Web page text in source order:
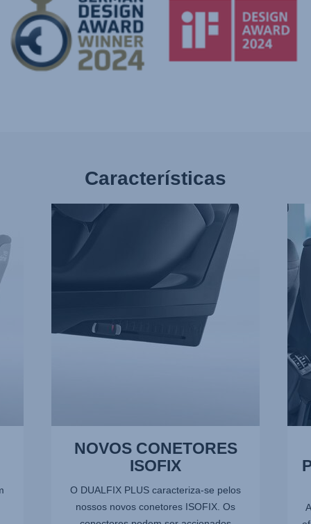
Características
NOVOS
CONETORES
ISOFIX,
NOVOS CONETORES
ISOFIX
O DUALFIX PLUS caracteriza-se pelos
nossos novos conetores ISOFIX. Os
PARA
de
11